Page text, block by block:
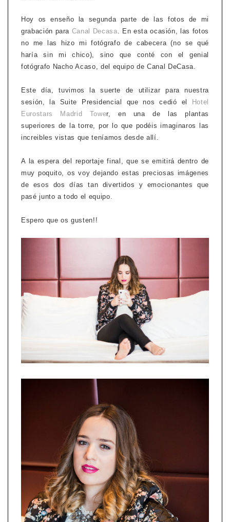
Hoy os enseño la segunda parte de las fotos de mi
grabación para Canal Decasa . En esta ocasión, las fotos
no me las hizo mi fotógrafo de cabecera (no se qué
haría sin mi chico), sino que conté con el genial
fotógrafo Nacho Acaso, del equipo de Canal DeCasa.
Este día, tuvimos la suerte de utilizar para nuestra
sesión, la Suite Presidencial que nos cedió el Hotel
Eurostars Madrid Tower, en una de las plantas
superiores de la torre, por lo que podéis imaginaros las
increibles vistas que teníamos desde allí.
A la espera del reportaje final, que se emitirá dentro de
muy poquito, os voy dejando estas preciosas imágenes
de esos dos días tan divertidos y emocionantes que
pasé junto a todo el equipo.
Espero que os gusten!!